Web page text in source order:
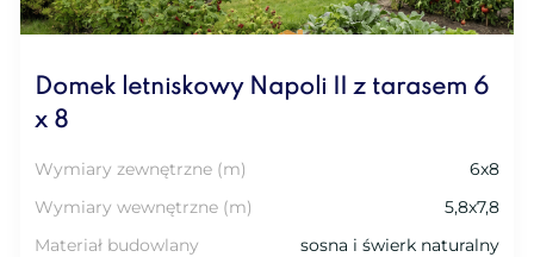
Domek letniskowy Napoli II z tarasem 6
x 8
Wymiary zewnętrzne (m)
6x8
Wymiary wewnętrzne (m)
5,8x7,8
Materiał budowlany
sosna i świerk naturalny